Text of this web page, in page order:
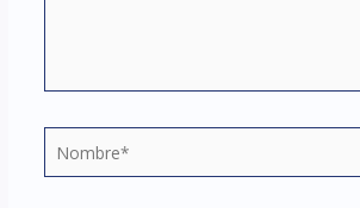
Nombre*